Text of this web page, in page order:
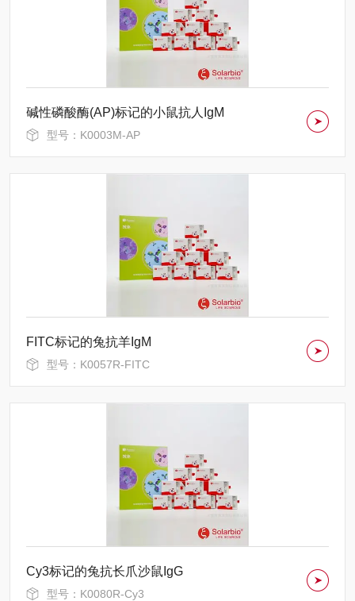
碱性磷酸酶(AP)标记的小鼠抗人IgM
型号：K0003M-AP
FITC标记的兔抗羊IgM
型号：K0057R-FITC
Cy3标记的兔抗长爪沙鼠IgG
型号：K0080R-Cy3